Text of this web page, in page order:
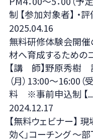
制 【参加対象者】 ・
2025.04.16
無料研修体験会開催
材へ育成するための
【講 師】野原秀樹
（月）13:00～16:00（
料 ※事前申込制 【
2024.12.17
【無料ウェビナー】
効く」コーチング ～